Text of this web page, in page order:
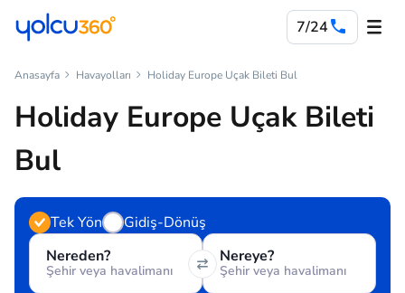
7/24
Anasayfa Havayolları Holiday Europe Uçak Bileti Bul
Holiday Europe Uçak Bileti
Bul
Tek Yön
Gidiş-Dönüş
Nereden?
Şehir veya havalimanı
Nereye?
Şehir veya havalimanı